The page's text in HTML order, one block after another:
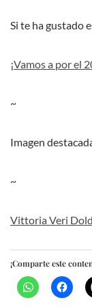
Si te ha gustado
¡Vamos a por el
~
Imagen
~
Vittoria Veri
¡Comparte este